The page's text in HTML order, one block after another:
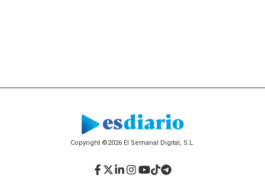
Copyright ©2026 El Semanal Digital, S.L.
Facebook
Twitter
LinkedIn
Instagram
YouTube
TikTok
Telegram